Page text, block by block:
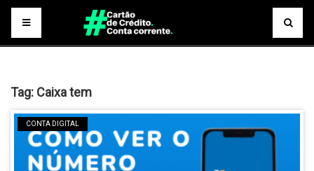
Tag: Caixa tem
CONTA DIGITAL